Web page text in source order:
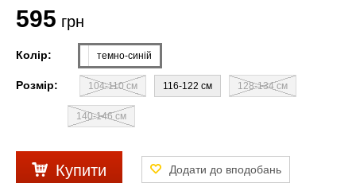
595 грн
Колір: темно-синій
Розмір: 104-110 см 116-122 см 128-134 см
140-146 см
Купити